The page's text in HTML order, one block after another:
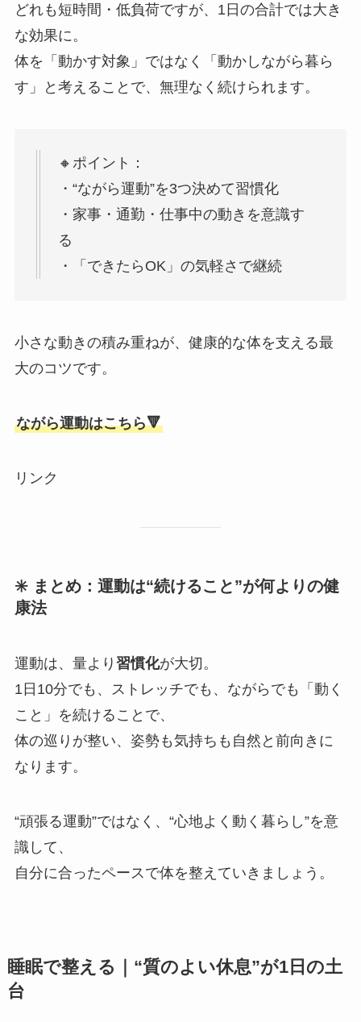
どれも短時間・低負荷ですが、1日の合計では大き
な効果に。
体を「動かす対象」ではなく「動かしながら暮ら
す」と考えることで、無理なく続けられます。
🔸ポイント：
・“ながら運動”を3つ決めて習慣化
・家事・通勤・仕事中の動きを意識す
る
・「できたらOK」の気軽さで継続
小さな動きの積み重ねが、健康的な体を支える最
大のコツです。
ながら運動はこちら🔻
リンク
✳️ まとめ：運動は“続けること”が何よりの健
康法
運動は、量より 習慣化が大切。
1日10分でも、ストレッチでも、ながらでも「動く
こと」を続けることで、
体の巡りが整い、姿勢も気持ちも自然と前向きに
なります。
“頑張る運動”ではなく、“心地よく動く暮らし”を意
識して、
自分に合ったペースで体を整えていきましょう。
睡眠で整える｜“質のよい休息”が1日の土
台